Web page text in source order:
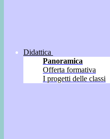
Didattica
Panoramica
Offerta formativa
I progetti delle classi